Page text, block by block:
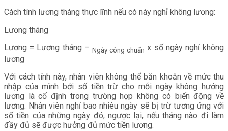
Cách tính lương tháng thực lĩnh nếu có này nghỉ không lương:
Lương tháng
Lương = Lương tháng – Ngày công chuẩn x số ngày nghỉ không
lương
Với cách tính này, nhân viên không thể băn khoăn về mức thu
nhập của mình bởi số tiền trừ cho mỗi ngày không hưởng
lương là cố định trong trường hợp không có biến động về
lương. Nhân viên nghỉ bao nhiêu ngày sẽ bị trừ tương ứng với
số tiền của những ngày đó, ngược lại, nếu tháng nào đi làm
đầy đủ sẽ được hưởng đủ mức tiền lương.